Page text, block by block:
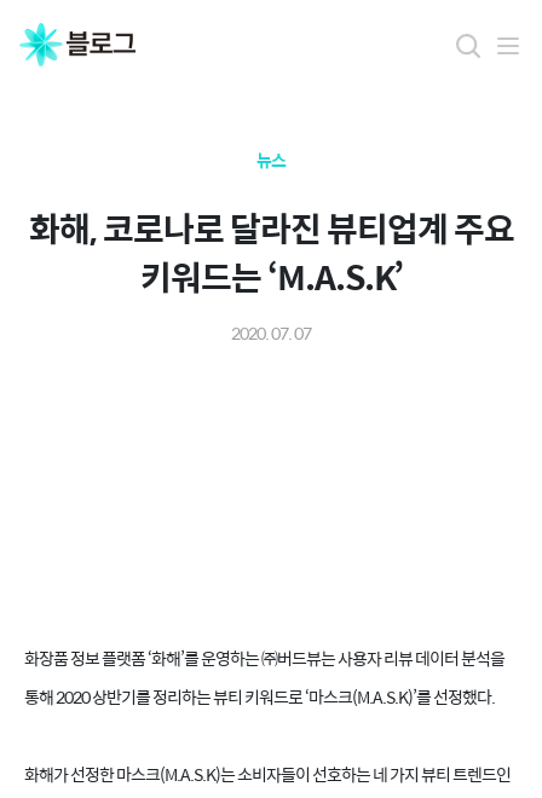
뉴스
화해, 코로나로 달라진 뷰티업계 주요
키워드는 ‘M.A.S.K’
2020. 07. 07
화장품 정보 플랫폼 ‘화해’를 운영하는 ㈜버드뷰는 사용자 리뷰 데이터 분석을
통해 2020 상반기를 정리하는 뷰티 키워드로 ‘마스크(M.A.S.K)’를 선정했다.
화해가 선정한 마스크(M.A.S.K)는 소비자들이 선호하는 네 가지 뷰티 트렌드인